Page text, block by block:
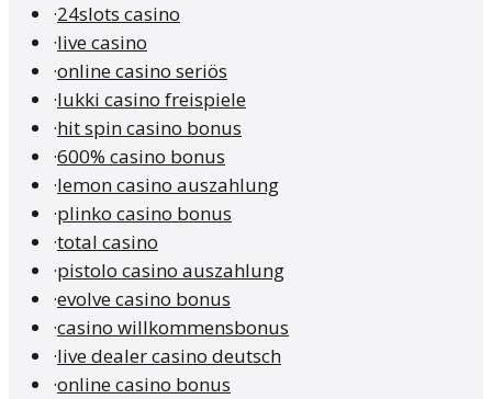
·24slots casino
·live casino
·online casino seriös
·lukki casino freispiele
·hit spin casino bonus
·600% casino bonus
·lemon casino auszahlung
·plinko casino bonus
·total casino
·pistolo casino auszahlung
·evolve casino bonus
·casino willkommensbonus
·live dealer casino deutsch
·online casino bonus